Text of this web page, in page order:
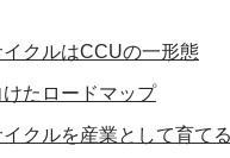
クルはCCUの一形態
たロードマップ
クルを産業として育てる